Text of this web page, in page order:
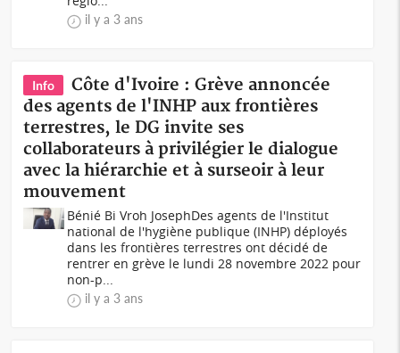
il y a 3 ans
Info
Côte d'Ivoire : Grève annoncée
des agents de l'INHP aux frontières
terrestres, le DG invite ses
collaborateurs à privilégier le dialogue
avec la hiérarchie et à surseoir à leur
mouvement
Bénié Bi Vroh JosephDes agents de l'Institut
national de l'hygiène publique (INHP) déployés
dans les frontières terrestres ont décidé de
rentrer en grève le lundi 28 novembre 2022 pour
non-p...
il y a 3 ans